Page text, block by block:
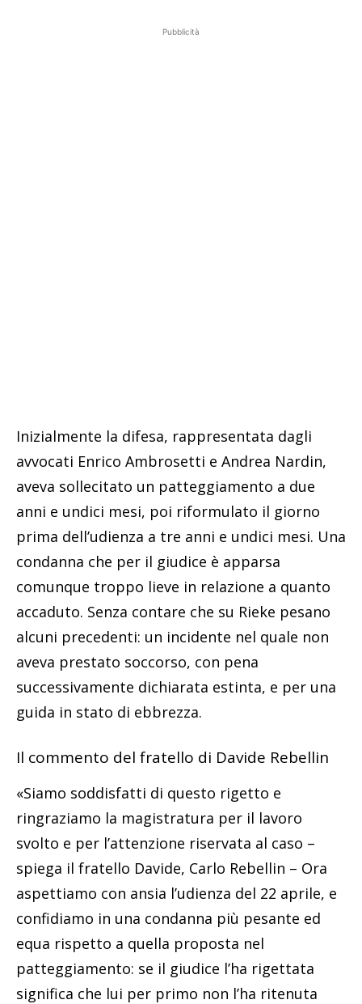
Pubblicità
Inizialmente la difesa, rappresentata dagli
avvocati Enrico Ambrosetti e Andrea Nardin,
aveva sollecitato un patteggiamento a due
anni e undici mesi, poi riformulato il giorno
prima dell’udienza a tre anni e undici mesi. Una
condanna che per il giudice è apparsa
comunque troppo lieve in relazione a quanto
accaduto. Senza contare che su Rieke pesano
alcuni precedenti: un incidente nel quale non
aveva prestato soccorso, con pena
successivamente dichiarata estinta, e per una
guida in stato di ebbrezza.
Il commento del fratello di Davide Rebellin
«Siamo soddisfatti di questo rigetto e
ringraziamo la magistratura per il lavoro
svolto e per l’attenzione riservata al caso –
spiega il fratello Davide, Carlo Rebellin – Ora
aspettiamo con ansia l’udienza del 22 aprile, e
confidiamo in una condanna più pesante ed
equa rispetto a quella proposta nel
patteggiamento: se il giudice l’ha rigettata
significa che lui per primo non l’ha ritenuta